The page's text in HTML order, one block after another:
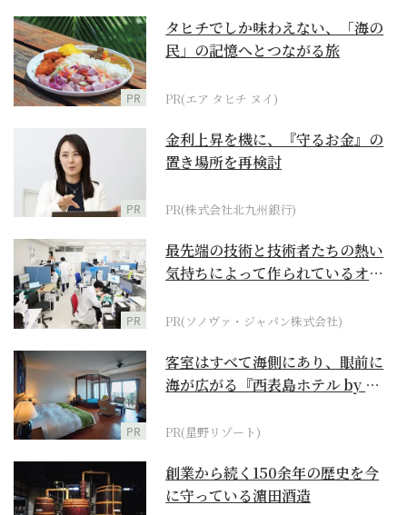
PR
タヒチでしか味わえない、「海の
民」の記憶へとつながる旅
PR(エア タヒチ ヌイ)
PR
金利上昇を機に、『守るお金』の
置き場所を再検討
PR(株式会社北九州銀行)
PR
最先端の技術と技術者たちの熱い
気持ちによって作られているオー
PR(ソノヴァ・ジャパン株式会社)
PR
客室はすべて海側にあり、眼前に
海が広がる『西表島ホテル by 星
PR(星野リゾート)
創業から続く150余年の歴史を今
に守っている濵田酒造